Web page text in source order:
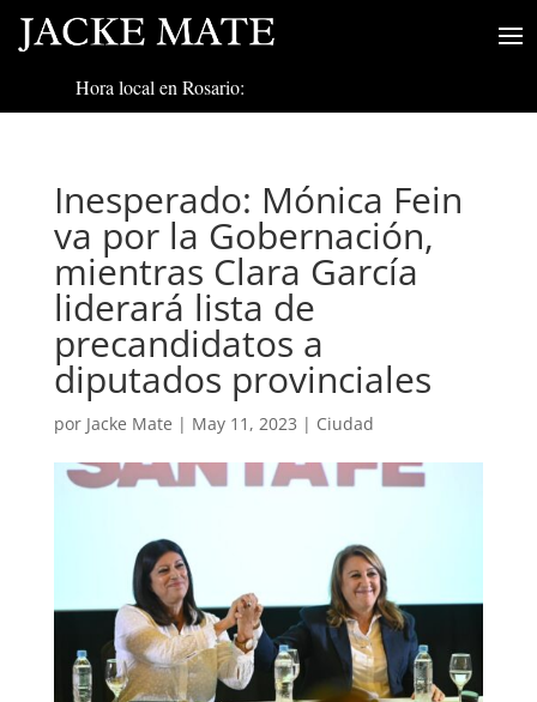
Hora local en Rosario:
Inesperado: Mónica Fein
va por la Gobernación,
mientras Clara García
liderará lista de
precandidatos a
diputados provinciales
por Jacke Mate | May 11, 2023 | Ciudad